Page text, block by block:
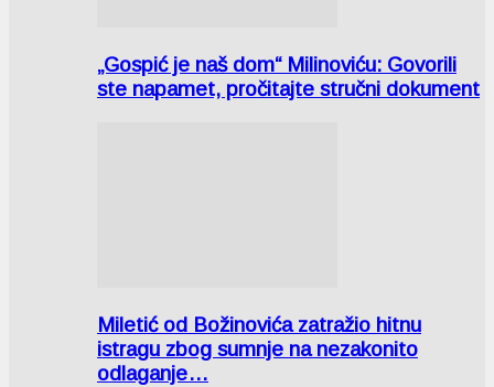
„Gospić je naš dom“ Milinoviću: Govorili
ste napamet, pročitajte stručni dokument
Miletić od Božinovića zatražio hitnu
istragu zbog sumnje na nezakonito
odlaganje…